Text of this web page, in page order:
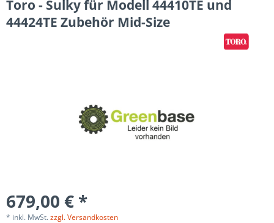
Toro - Sulky für Modell 44410TE und
44424TE Zubehör Mid-Size
679,00 € *
* inkl. MwSt.zzgl. Versandkosten